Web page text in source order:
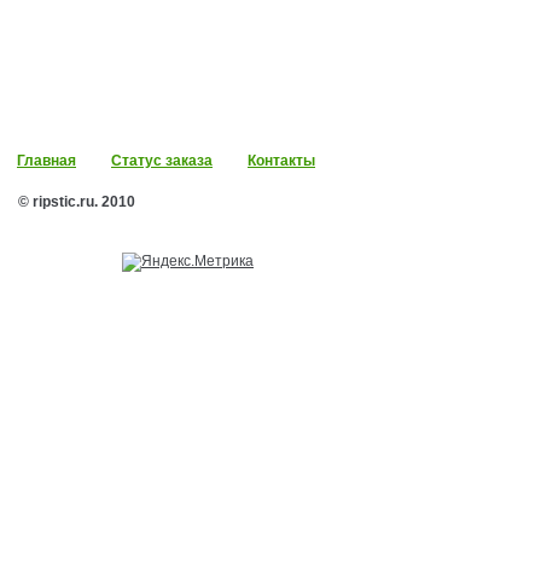
Главная Статус заказа Контакты
© ripstic.ru. 2010